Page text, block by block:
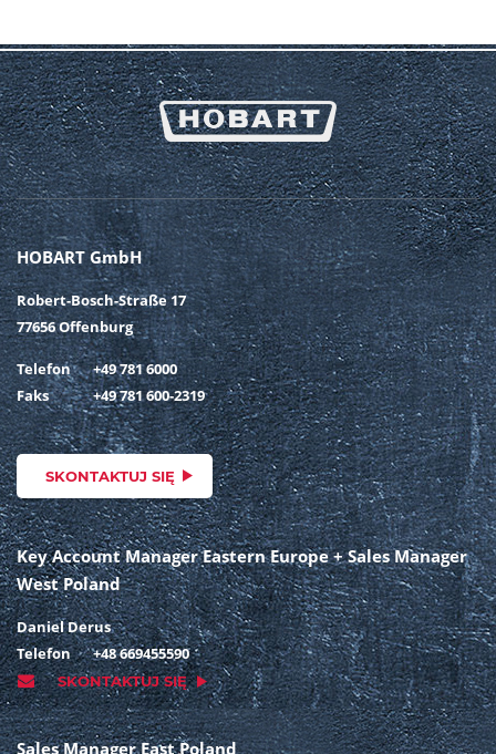
HOBART GmbH
Robert-Bosch-Straße 17
77656 Offenburg
Telefon
+49 781 6000
Faks
+49 781 600-2319
SKONTAKTUJ SIĘ
Key Account Manager Eastern Europe + Sales Manager
West Poland
Daniel Derus
Telefon
+48 669455590
SKONTAKTUJ SIĘ
Sales Manager East Poland